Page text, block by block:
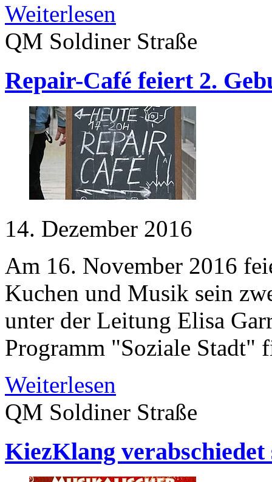
Weiterlesen
QM Soldiner Straße
Repair-Café feiert 2.
14. Dezember 2016
Am 16. November 2016
Kuchen und Musik sein
unter der Leitung Elisa
Programm "Soziale Stadt"
Weiterlesen
QM Soldiner Straße
KiezKlang verabschiedet